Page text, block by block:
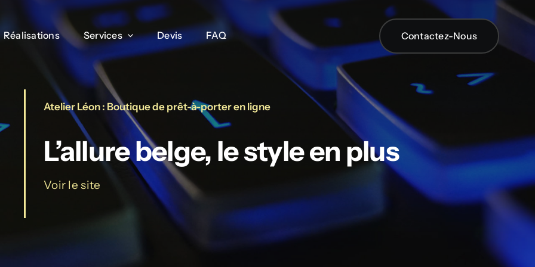
Réalisations Services Devis FAQ Contactez-Nous
Réalisations Services Devis FAQ Contactez-Nous
Atelier Léon : Boutique de prêt-à-porter en ligne
L’allure belge, le style en plus
Voir le site